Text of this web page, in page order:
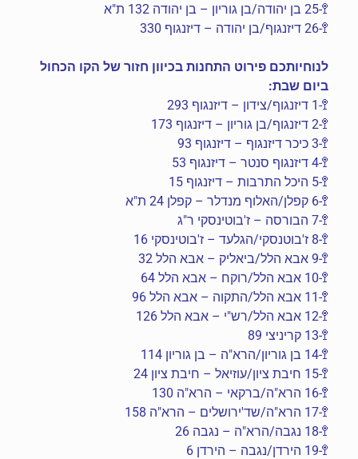
🚏-25 בן יהודה/בן גוריון – בן יהודה 132 ת"א
🚏-26 דיזנגוף/בן יהודה – דיזנגוף 330
לנוחיותכם פירוט התחנות בכיוון חזור של הקו הכחול
ביום שבת:
🚏-1 דיזנגוף/צידון – דיזנגוף 293
🚏-2 דיזנגוף/בן גוריון – דיזנגוף 173
🚏-3 כיכר דיזנגוף – דיזנגוף 93
🚏-4 דיזנגוף סנטר – דיזנגוף 53
🚏-5 היכל התרבות – דיזנגוף 15
🚏-6 קפלן/האלוף מנדלר – קפלן 24 ת"א
🚏-7 הבורסה – ז'בוטינסקי ר"ג
🚏-8 ז'בוטנסקי/הגלעד – ז'בוטינסקי 16
🚏-9 אבא הלל/ביאליק – אבא הלל 32
🚏-10 אבא הלל/רוקח – אבא הלל 64
🚏-11 אבא הלל/התקוה – אבא הלל 96
🚏-12 אבא הלל/רש"י – אבא הלל 126
🚏-13 קריניצי 89
🚏-14 בן גוריון/הרא"ה – בן גוריון 114
🚏-15 חיבת ציון/עוזיאל – חיבת ציון 24
🚏-16 הרא"ה/ברקאי – הרא"ה 130
🚏-17 הרא"ה/שד'ירושלים – הרא"ה 158
🚏-18 נגבה/הרא"ה – נגבה 26
🚏-19 הירדן/נגבה – הירדן 6